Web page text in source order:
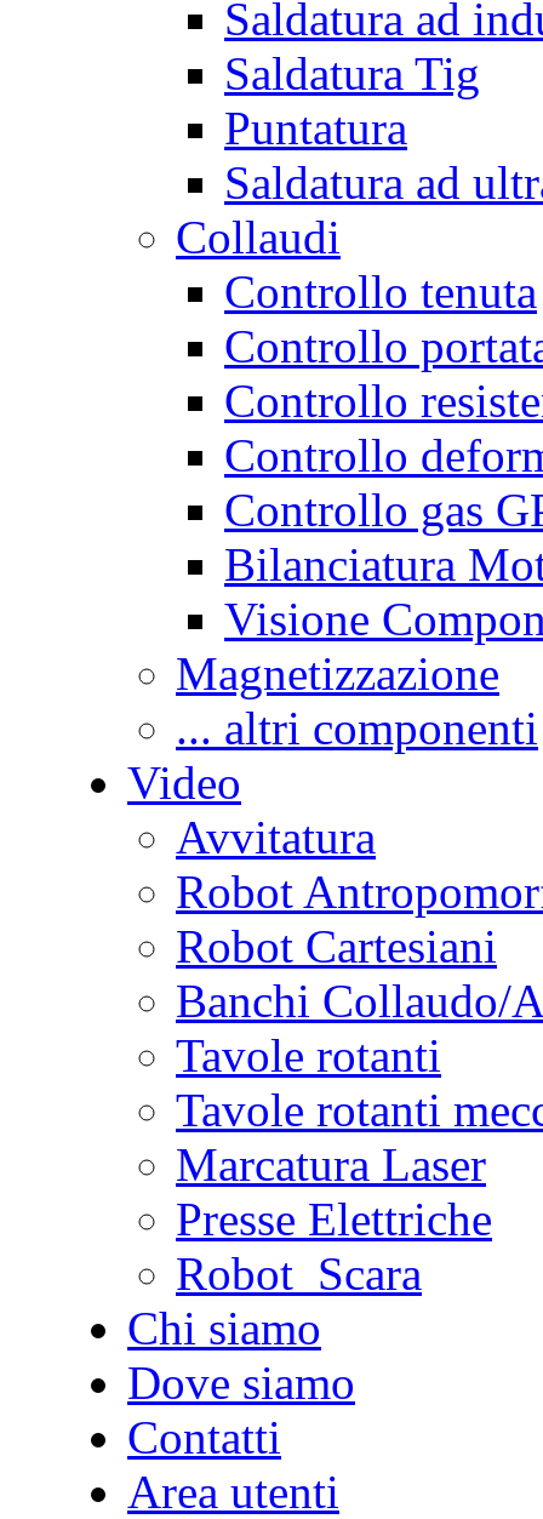
Saldatura ad
Saldatura Tig
Puntatura
Saldatura ad
Collaudi
Controllo tenuta
Controllo
Controllo
Controllo
Controllo gas
Bilanciatura
Visione
Magnetizzazione
... altri componenti
Video
Avvitatura
Robot
Robot Cartesiani
Banchi Collaudo/
Tavole rotanti
Tavole rotanti
Marcatura Laser
Presse Elettriche
Robot Scara
Chi siamo
Dove siamo
Contatti
Area utenti